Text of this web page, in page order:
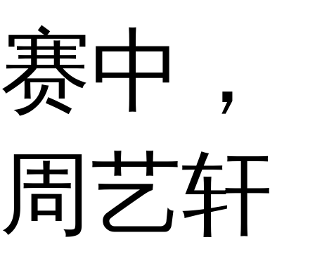
赛中，
周艺轩